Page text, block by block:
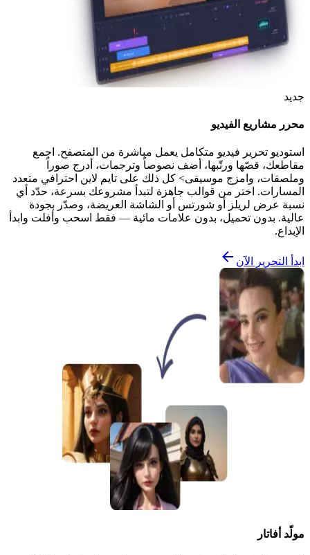
جديد
محرر مشاريع الفيديو
استوديو تحرير فيديو متكامل يعمل مباشرة من المتصفح. اجمع
مقاطعك، قصّها ورتّبها، أضف نصوصاً وترجمات، أدرج صوراً
وملصقات، وامزج موسيقى> كل ذلك على تايم لاين احترافي متعدد
المسارات. اختر من قوالب جاهزة لتبدأ مشروعك بسرعة، حدّد أي
نسبة عرض لريلز أو شورتس أو الشاشة العريضة، وصدّر بجودة
عالية. بدون تحميل، بدون علامات مائية — فقط اسحب وأفلت وابدأ
الإبداع.
ابدأ التحرير الآن
مولّد أفاتار